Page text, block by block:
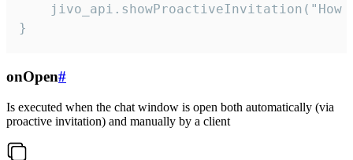
jivo_api.showProactiveInvitation("How
}
onOpen#
Is executed when the chat window is open both automatically (via
proactive invitation) and manually by a client